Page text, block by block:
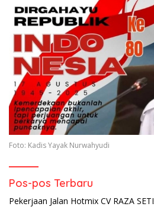
Foto: Kadis Yayak Nurwahyudi
Pos-pos Terbaru
Pekerjaan Jalan Hotmix CV RAZA